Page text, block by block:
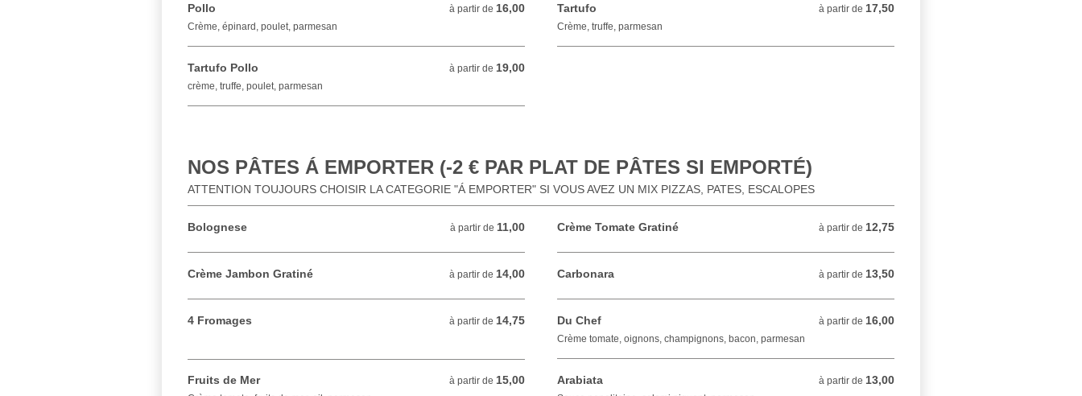
Pollo à partir de 16,00
à partir de 16,00 EUR
Crème, épinard, poulet, parmesan
Tartufo à partir de 17,50
à partir de 17,50 EUR
Crème, truffe, parmesan
Tartufo Pollo à partir de 19,00
à partir de 19,00 EUR
crème, truffe, poulet, parmesan
NOS PÂTES Á EMPORTER (-2 € PAR PLAT DE PÂTES SI EMPORTÉ)
ATTENTION TOUJOURS CHOISIR LA CATEGORIE "Á EMPORTER" SI VOUS AVEZ UN MIX PIZZAS, PATES, ESCALOPES
Bolognese à partir de 11,00
à partir de 11,00 EUR Crème Tomate Gratiné à partir de 12,75
à partir de 12,75 EUR
Crème Jambon Gratiné à partir de 14,00
à partir de 14,00 EUR Carbonara à partir de 13,50
à partir de 13,50 EUR
4 Fromages à partir de 14,75
à partir de 14,75 EUR Du Chef à partir de 16,00
à partir de 16,00 EUR
Crème tomate, oignons, champignons, bacon, parmesan
Fruits de Mer à partir de 15,00
à partir de 15,00 EUR
Arabiata à partir de 13,00
à partir de 13,00 EUR